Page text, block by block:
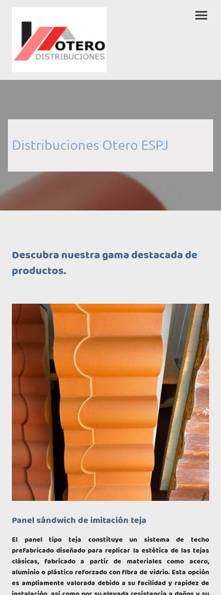
Distribuciones Otero ESPJ
Descubra nuestra gama destacada de
productos.
Panel sándwich de imitación teja
El panel tipo teja constituye un sistema de techo
prefabricado diseñado para replicar la estética de las tejas
clásicas, fabricado a partir de materiales como acero,
aluminio o plástico reforzado con fibra de vidrio. Esta opción
es ampliamente valorada debido a su facilidad y rapidez de